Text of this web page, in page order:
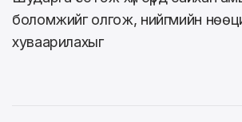
боломжийг олгож, нийгмийн
хуваарилахыг